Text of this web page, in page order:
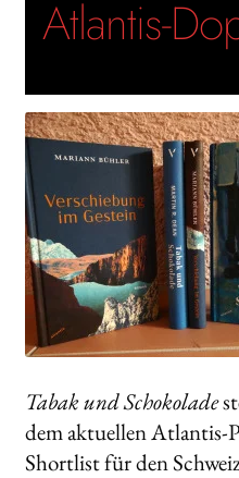
Atlantis-
Tabak und Schokolade
dem aktuellen Atlantis-
Shortlist für den